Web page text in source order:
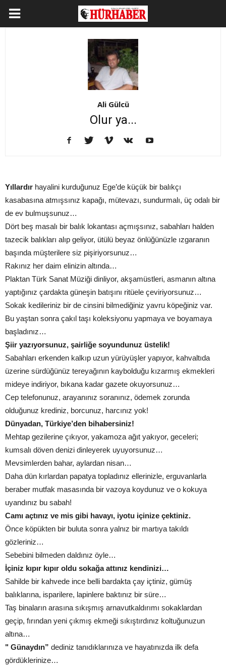
Ali Gülcü
Olur ya...
Yıllardır hayalini kurduğunuz Ege’de küçük bir balıkçı
kasabasına atmışsınız kapağı, mütevazı, sundurmalı, üç odalı bir
de ev bulmuşsunuz…
Dört beş masalı bir balık lokantası açmışsınız, sabahları halden
tazecik balıkları alıp geliyor, ütülü beyaz önlüğünüzle ızgaranın
başında müşterilere siz pişiriyorsunuz…
Rakınız her daim elinizin altında…
Plaktan Türk Sanat Müziği dinliyor, akşamüstleri, asmanın altına
yaptığınız çardakta güneşin batışını ritüele çeviriyorsunuz…
Sokak kedileriniz bir de cinsini bilmediğiniz yavru köpeğiniz var.
Bu yaştan sonra çakıl taşı koleksiyonu yapmaya ve boyamaya
başladınız…
Şiir yazıyorsunuz, şairliğe soyundunuz üstelik!
Sabahları erkenden kalkıp uzun yürüyüşler yapıyor, kahvaltıda
üzerine sürdüğünüz tereyağının kaybolduğu kızarmış ekmekleri
mideye indiriyor, bıkana kadar gazete okuyorsunuz…
Cep telefonunuz, arayanınız soranınız, ödemek zorunda
olduğunuz krediniz, borcunuz, harcınız yok!
Dünyadan, Türkiye’den bihabersiniz!
Mehtap gezilerine çıkıyor, yakamoza ağıt yakıyor, geceleri;
kumsalı döven denizi dinleyerek uyuyorsunuz…
Mevsimlerden bahar, aylardan nisan…
Daha dün kırlardan papatya topladınız ellerinizle, erguvanlarla
beraber mutfak masasında bir vazoya koydunuz ve o kokuya
uyandınız bu sabah!
Camı açtınız ve mis gibi havayı, iyotu içinize çektiniz.
Önce köpükten bir buluta sonra yalnız bir martıya takıldı
gözleriniz…
Sebebini bilmeden daldınız öyle…
İçiniz kıpır kıpır oldu sokağa attınız kendinizi…
Sahilde bir kahvede ince belli bardakta çay içtiniz, gümüş
balıklarına, isparilere, lapinlere baktınız bir süre…
Taş binaların arasına sıkışmış arnavutkaldırımı sokaklardan
geçip, fırından yeni çıkmış ekmeği sıkıştırdınız koltuğunuzun
altına…
" Günaydın” dediniz tanıdıklarınıza ve hayatınızda ilk defa
gördüklerinize…